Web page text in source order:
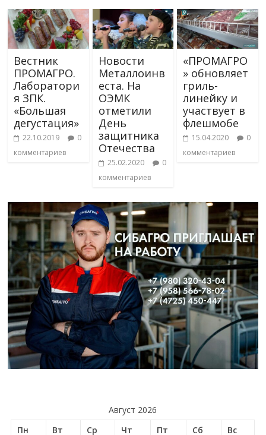
Вестник
ПРОМАГРО.
Лаборатори
я ЗПК.
«Большая
дегустация»
22.10.2019
0
комментариев
Новости
Металлоинв
еста. На
ОЭМК
отметили
День
защитника
Отечества
25.02.2020
0
комментариев
«ПРОМАГРО
» обновляет
гриль-
линейку и
участвует в
флешмобе
15.04.2020
0
комментариев
Август 2026
Пн
Вт Ср Чт Пт Сб Вс